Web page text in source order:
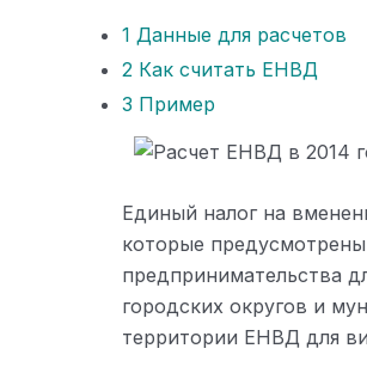
1 Данные для расчетов
2 Как считать ЕНВД
3 Пример
Единый налог на
которые
предпринимательства
городских округов и
территории ЕНВД для